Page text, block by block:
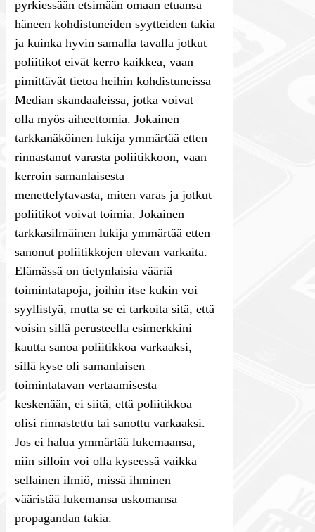
pyrkiessään etsimään omaan etuansa
häneen kohdistuneiden syytteiden takia
ja kuinka hyvin samalla tavalla jotkut
poliitikot eivät kerro kaikkea, vaan
pimittävät tietoa heihin kohdistuneissa
Median skandaaleissa, jotka voivat
olla myös aiheettomia. Jokainen
tarkkanäköinen lukija ymmärtää etten
rinnastanut varasta poliitikkoon, vaan
kerroin samanlaisesta
menettelytavasta, miten varas ja jotkut
poliitikot voivat toimia. Jokainen
tarkkasilmäinen lukija ymmärtää etten
sanonut poliitikkojen olevan varkaita.
Elämässä on tietynlaisia vääriä
toimintatapoja, joihin itse kukin voi
syyllistyä, mutta se ei tarkoita sitä, että
voisin sillä perusteella esimerkkini
kautta sanoa poliitikkoa varkaaksi,
sillä kyse oli samanlaisen
toimintatavan vertaamisesta
keskenään, ei siitä, että poliitikkoa
olisi rinnastettu tai sanottu varkaaksi.
Jos ei halua ymmärtää lukemaansa,
niin silloin voi olla kyseessä vaikka
sellainen ilmiö, missä ihminen
vääristää lukemansa uskomansa
propagandan takia.